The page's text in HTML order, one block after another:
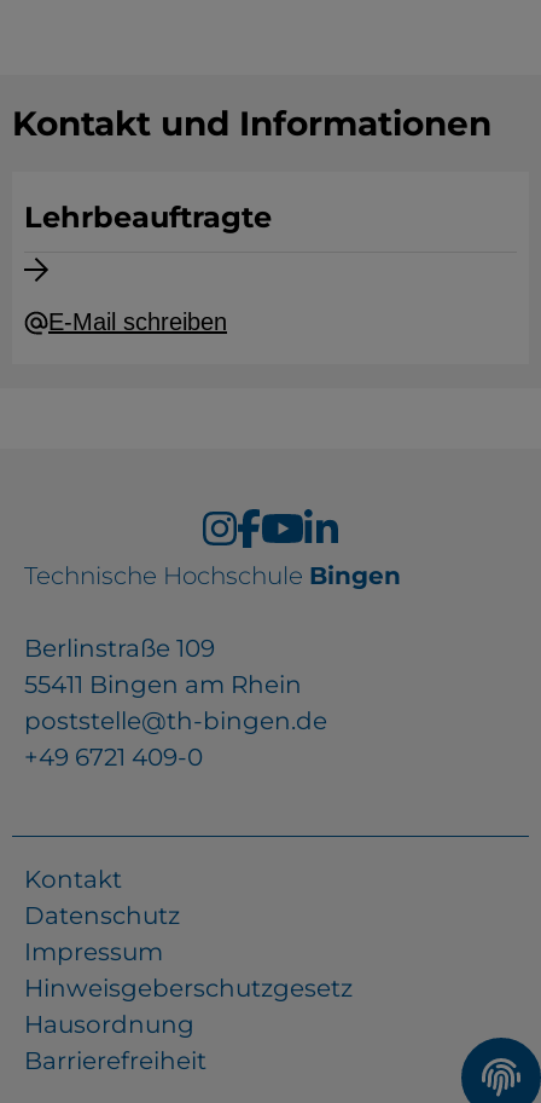
Kontakt und Informationen
Lehrbeauftragte
E-Mail schreiben
Technische Hochschule Bingen
Berlinstraße 109
55411 Bingen am Rhein
poststelle@th-bingen.de
+49 6721 409-0
Kontakt
Datenschutz
Impressum
Hinweisgeberschutzgesetz
Hausordnung
Barrierefreiheit